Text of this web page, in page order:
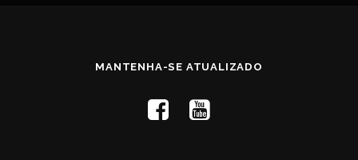
MANTENHA-SE ATUALIZADO